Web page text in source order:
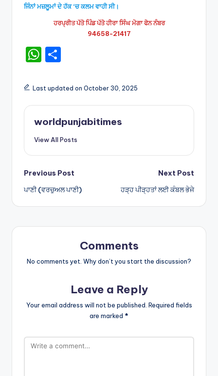
ਜਿੰਨਾਂ ਮਜ਼ਲੂਮਾਂ ਦੇ ਹੱਕ ‘ਚ ਕਲਮ ਵਾਹੀ ਸੀ।
ਹਰਪ੍ਰੀਤ ਪੱਤੋ ਪਿੰਡ ਪੱਤੋ ਹੀਰਾ ਸਿੰਘ ਮੋਗਾ ਫੋਨ ਨੰਬਰ
94658-21417
W
a
ts
A
p
ar
e
Last updated on October 30, 2025
worldpunjabitimes
View All Posts
Post
navigation
Previous Post
ਪਾਣੀ (ਵਰਚੁਅਲ ਪਾਣੀ)
Next Post
ਹੜ੍ਹ ਪੀੜ੍ਹਤਾਂ ਲਈ ਕੰਬਲ ਭੇਜੇ
Comments
No comments yet. Why don’t you start the discussion?
Leave a Reply
Your email address will not be published. Required fields
are marked *